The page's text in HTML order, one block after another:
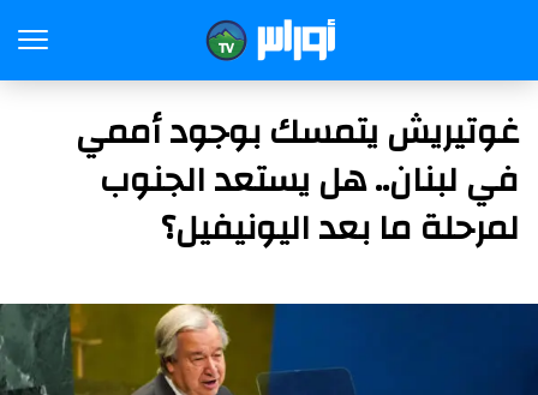
غوتيريش يتمسك بوجود أممي
في لبنان.. هل يستعد الجنوب
لمرحلة ما بعد اليونيفيل؟